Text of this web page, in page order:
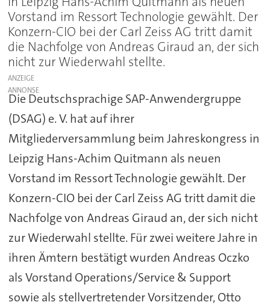
Vorstand im Ressort Technologie gewählt. Der
Konzern-CIO bei der Carl Zeiss AG tritt damit
die Nachfolge von Andreas Giraud an, der sich
nicht zur Wiederwahl stellte.
ANZEIGE
Die Deutschsprachige SAP-Anwendergruppe
(DSAG) e. V. hat auf ihrer
Mitgliederversammlung beim Jahreskongress in
Leipzig Hans-Achim Quitmann als neuen
Vorstand im Ressort Technologie gewählt. Der
Konzern-CIO bei der Carl Zeiss AG tritt damit die
Nachfolge von Andreas Giraud an, der sich nicht
zur Wiederwahl stellte. Für zwei weitere Jahre in
ihren Ämtern bestätigt wurden Andreas Oczko
als Vorstand Operations/Service & Support
sowie als stellvertretender Vorsitzender, Otto